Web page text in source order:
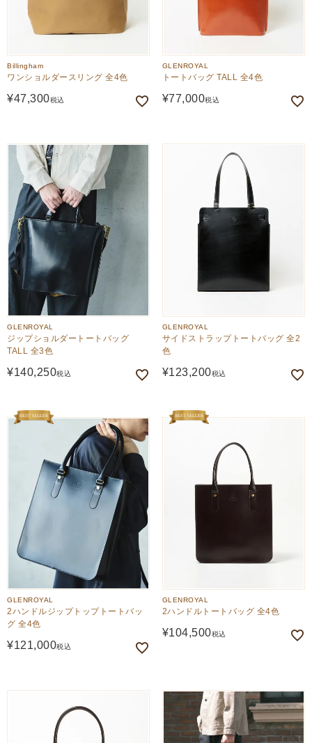
Billingham
ワンショルダースリング 全4色
¥47,300税込
GLENROYAL
トートバッグ TALL 全4色
¥77,000税込
GLENROYAL
ジップショルダートートバッグ
TALL 全3色
¥140,250税込
GLENROYAL
サイドストラップトートバッグ 全2
色
¥123,200税込
GLENROYAL
2ハンドルジップトップトートバッ
グ 全4色
¥121,000税込
GLENROYAL
2ハンドルトートバッグ 全4色
¥104,500税込